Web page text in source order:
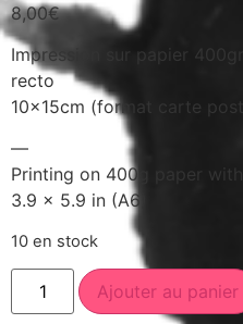
8,00€
Impression sur papier
recto
10x15cm (format carte
—
Printing on 400g paper
3.9 x 5.9 in (A6)
10 en stock
Ajouter au panier